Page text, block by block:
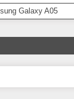
Galaxy A05